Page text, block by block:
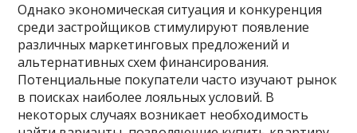
Однако экономическая ситуация и конкуренция
среди застройщиков стимулируют появление
различных маркетинговых предложений и
альтернативных схем финансирования.
Потенциальные покупатели часто изучают рынок
в поисках наиболее лояльных условий. В
некоторых случаях возникает необходимость